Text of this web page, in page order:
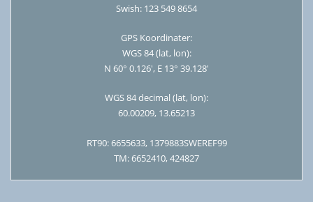
Swish: 123 549 8654
GPS Koordinater:
WGS 84 (lat, lon):
N 60° 0.126′, E 13° 39.128′
WGS 84 decimal (lat, lon):
60.00209, 13.65213
RT90: 6655633, 1379883SWEREF99
TM: 6652410, 424827